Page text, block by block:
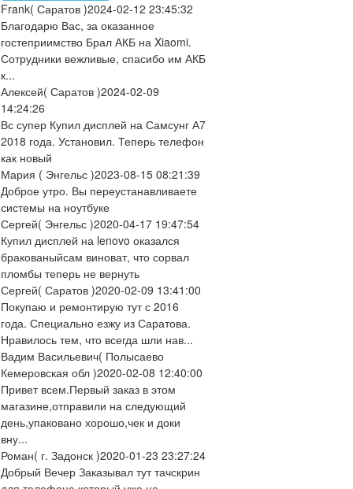
Frank( Саратов )2024-02-12 23:45:32
Благодарю Вас, за оказанное
гостеприимство Брал АКБ на Xiaomi.
Сотрудники вежливые, спасибо им АКБ
к...
Алексей( Саратов )2024-02-09
14:24:26
Вс супер Купил дисплей на Самсунг А7
2018 года. Установил. Теперь телефон
как новый
Мария ( Энгельс )2023-08-15 08:21:39
Доброе утро. Вы переустанавливаете
системы на ноутбуке
Сергей( Энгельс )2020-04-17 19:47:54
Купил дисплей на lenovo оказался
бракованыйсам виноват, что сорвал
пломбы теперь не вернуть
Сергей( Саратов )2020-02-09 13:41:00
Покупаю и ремонтирую тут с 2016
года. Специально езжу из Саратова.
Нравилось тем, что всегда шли нав...
Вадим Васильевич( Полысаево
Кемеровская обл )2020-02-08 12:40:00
Привет всем.Первый заказ в этом
магазине,отправили на следующий
день,упаковано хорошо,чек и доки
вну...
Роман( г. Задонск )2020-01-23 23:27:24
Добрый Вечер Заказывал тут тачскрин